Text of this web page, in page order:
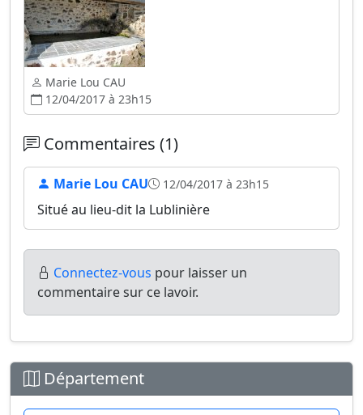
Marie Lou CAU
12/04/2017 à 23h15
Commentaires (1)
Marie Lou CAU 12/04/2017 à 23h15
Situé au lieu-dit la Lublinière
Connectez-vous pour laisser un
commentaire sur ce lavoir.
Département